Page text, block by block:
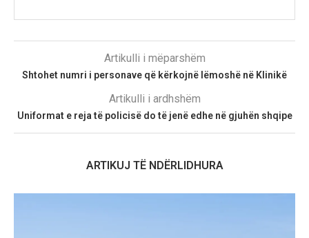
Artikulli i mëparshëm
Shtohet numri i personave që kërkojnë lëmoshë në Klinikë
Artikulli i ardhshëm
Uniformat e reja të policisë do të jenë edhe në gjuhën shqipe
ARTIKUJ TË NDËRLIDHURA